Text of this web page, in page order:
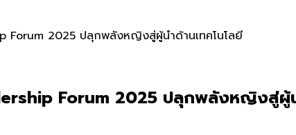
Forum 2025 ปลุกพลังหญิงสู่ผู้นำด้านเทคโนโลยี
Forum 2025 ปลุกพลังหญิงสู่ผู้น